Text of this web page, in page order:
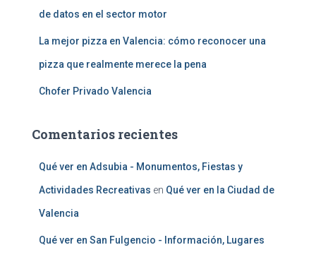
de datos en el sector motor
La mejor pizza en Valencia: cómo reconocer una
pizza que realmente merece la pena
Chofer Privado Valencia
Comentarios recientes
Qué ver en Adsubia - Monumentos, Fiestas y
Actividades Recreativas en Qué ver en la Ciudad de
Valencia
Qué ver en San Fulgencio - Información, Lugares